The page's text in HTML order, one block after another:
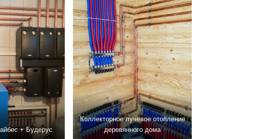
+ Будерус
Коллекторное лучевое отопление
деревянного дома